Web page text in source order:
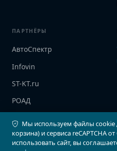
ПАРТНЁРЫ
АвтоСпектр
Infovin
ST-KT.ru
РОАД
Мы используем файлы cookie
корзина) и сервиса reCAPTCHA
использовать сайт, вы